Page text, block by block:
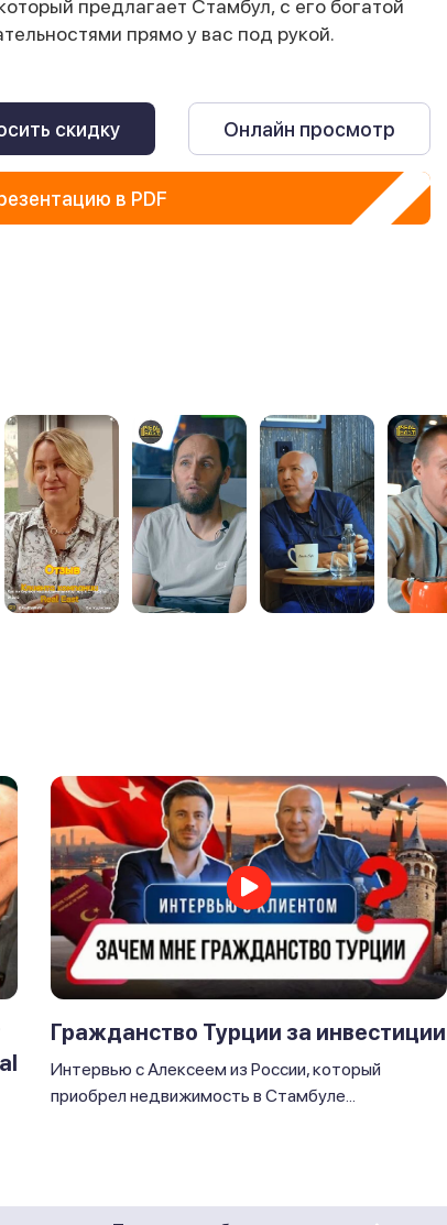
предлагает Стамбул, с его богатой
прямо у вас под рукой.
скидку Онлайн просмотр
в PDF
Гражданство Турции за инвестиции
Интервью с Алексеем из России, который
приобрел недвижимость в Стамбуле...